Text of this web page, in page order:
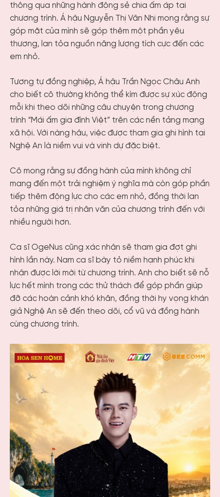
thông qua những hành động sẻ chia ấm áp tại
chương trình. Á hậu Nguyễn Thị Vân Nhi mong rằng sự
góp mặt của mình sẽ góp thêm một phần yêu
thương, lan tỏa nguồn năng lượng tích cực đến các
em nhỏ.
Tương tự đồng nghiệp, Á hậu Trần Ngọc Châu Anh
cho biết cô thường không thể kìm được sự xúc động
mỗi khi theo dõi những câu chuyện trong chương
trình “Mái ấm gia đình Việt” trên các nền tảng mạng
xã hội. Với nàng hậu, việc được tham gia ghi hình tại
Nghệ An là niềm vui và vinh dự đặc biệt.
Cô mong rằng sự đồng hành của mình không chỉ
mang đến một trải nghiệm ý nghĩa mà còn góp phần
tiếp thêm động lực cho các em nhỏ, đồng thời lan
tỏa những giá trị nhân văn của chương trình đến với
nhiều người hơn.
Ca sĩ OgeNus cũng xác nhận sẽ tham gia đợt ghi
hình lần này. Nam ca sĩ bày tỏ niềm hạnh phúc khi
nhận được lời mời từ chương trình. Anh cho biết sẽ nỗ
lực hết mình trong các thử thách để góp phần giúp
đỡ các hoàn cảnh khó khăn, đồng thời hy vọng khán
giả Nghệ An sẽ đến theo dõi, cổ vũ và đồng hành
cùng chương trình.